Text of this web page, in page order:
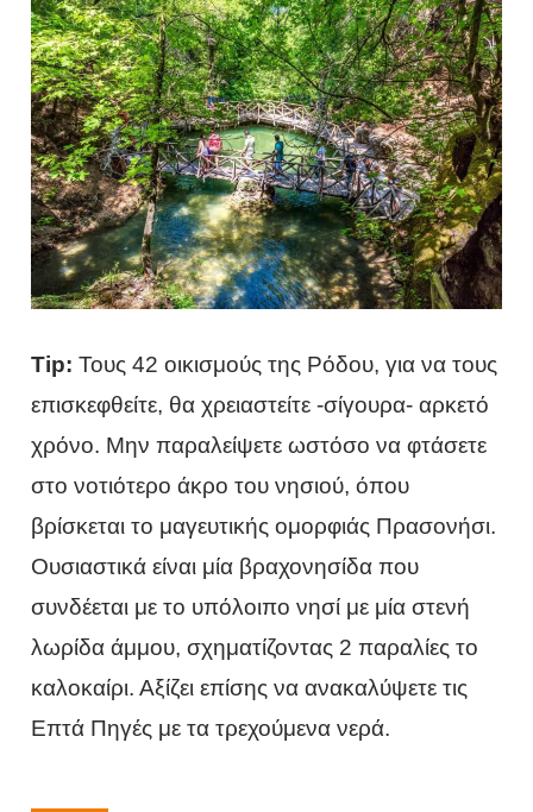
Tip: Τους 42 οικισμούς της Ρόδου, για να τους
επισκεφθείτε, θα χρειαστείτε -σίγουρα- αρκετό
χρόνο. Μην παραλείψετε ωστόσο να φτάσετε
στο νοτιότερο άκρο του νησιού, όπου
βρίσκεται το μαγευτικής ομορφιάς Πρασονήσι.
Ουσιαστικά είναι μία βραχονησίδα που
συνδέεται με το υπόλοιπο νησί με μία στενή
λωρίδα άμμου, σχηματίζοντας 2 παραλίες το
καλοκαίρι. Αξίζει επίσης να ανακαλύψετε τις
Επτά Πηγές με τα τρεχούμενα νερά.